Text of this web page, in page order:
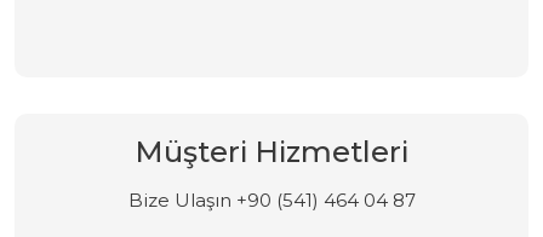
Müşteri Hizmetleri
Bize Ulaşın +90 (541) 464 04 87